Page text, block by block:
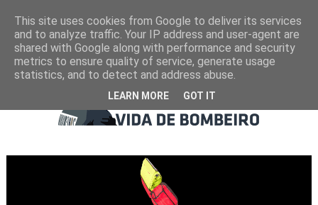
This site uses cookies from Google to deliver its services
and to analyze traffic. Your IP address and user-agent are
shared with Google along with performance and security
metrics to ensure quality of service, generate usage
statistics, and to detect and address abuse.
LEARN MORE GOT IT